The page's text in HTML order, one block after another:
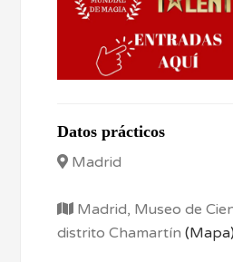
Datos prácticos
Madrid
Madrid, Museo de
distrito Chamartín(Mapa)